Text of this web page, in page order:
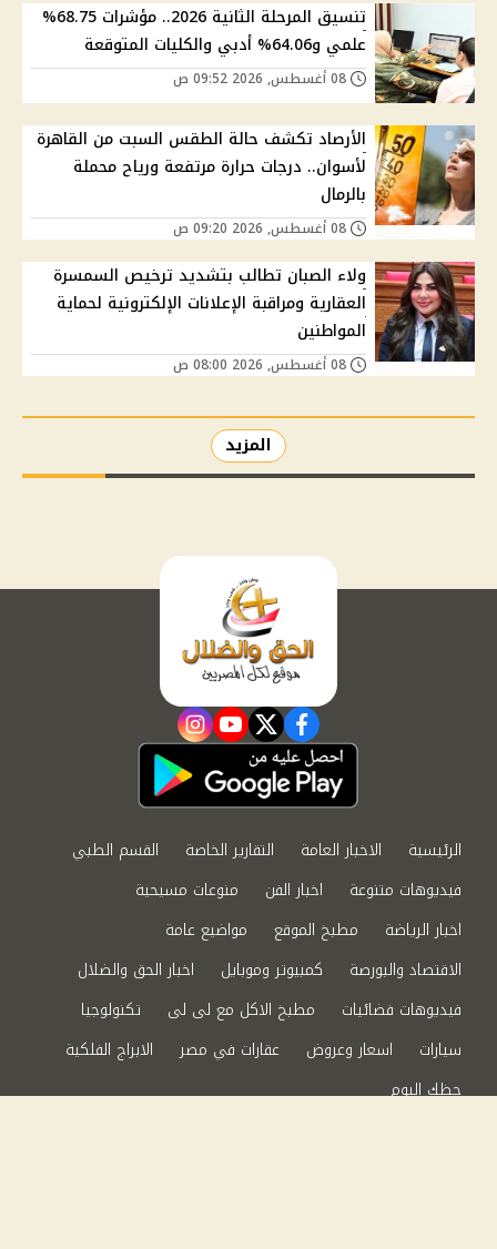
تنسيق المرحلة الثانية 2026.. مؤشرات 68.75%
علمي و64.06% أدبي والكليات المتوقعة
الأرصاد تكشف حالة الطقس السبت من القاهرة
لأسوان.. درجات حرارة مرتفعة ورياح محملة
بالرمال
ولاء الصبان تطالب بتشديد ترخيص السمسرة
العقارية ومراقبة الإعلانات الإلكترونية لحماية
المواطنين
المزيد
facebook
twitter
youtube
instagram
الرئيسية الاخبار العامة التقارير الخاصة
القسم الطبي
فيديوهات متنوعة
اخبار الفن
منوعات مسيحية
اخبار الرياضة
مطبخ الموقع
مواضيع عامة
الاقتصاد والبورصة
كمبيوتر وموبايل
اخبار الحق والضلال
فيديوهات فضائيات
مطبخ الاكل مع لى لى
تكنولوجيا
سيارات
اسعار وعروض عقارات في مصر
الابراج الفلكية
حظك اليوم